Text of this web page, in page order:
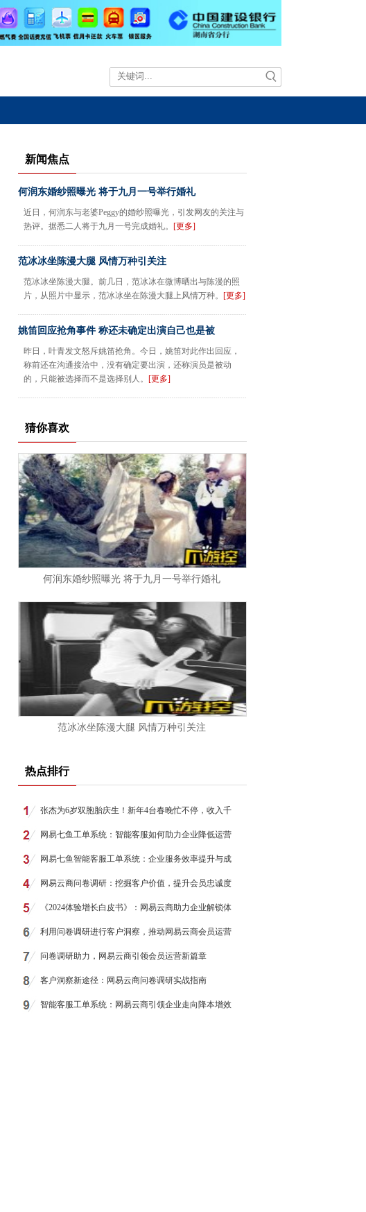
新闻焦点
何润东婚纱照曝光 将于九月一号举行婚礼
近日，何润东与老婆Peggy的婚纱照曝光，引发网友的关注与
热评。据悉二人将于九月一号完成婚礼。 [更多]
范冰冰坐陈漫大腿 风情万种引关注
范冰冰坐陈漫大腿。前几日，范冰冰在微博晒出与陈漫的照
片，从照片中显示，范冰冰坐在陈漫大腿上风情万种。 [更多]
姚笛回应抢角事件 称还未确定出演自己也是被
昨日，叶青发文怒斥姚笛抢角。今日，姚笛对此作出回应，
称前还在沟通接洽中，没有确定要出演，还称演员是被动
的，只能被选择而不是选择别人。 [更多]
猜你喜欢
何润东婚纱照曝光 将于九月一号举行婚礼
范冰冰坐陈漫大腿 风情万种引关注
热点排行
张杰为6岁双胞胎庆生！新年4台春晚忙不停，收入千
网易七鱼工单系统：智能客服如何助力企业降低运营
网易七鱼智能客服工单系统：企业服务效率提升与成
网易云商问卷调研：挖掘客户价值，提升会员忠诚度
《2024体验增长白皮书》：网易云商助力企业解锁体
利用问卷调研进行客户洞察，推动网易云商会员运营
问卷调研助力，网易云商引领会员运营新篇章
客户洞察新途径：网易云商问卷调研实战指南
智能客服工单系统：网易云商引领企业走向降本增效